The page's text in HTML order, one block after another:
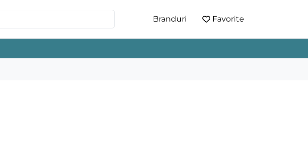
Branduri Favorite